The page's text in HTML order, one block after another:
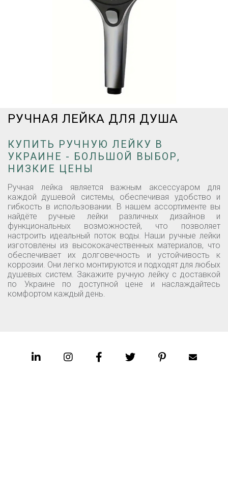
РУЧНАЯ ЛЕЙКА ДЛЯ ДУША
КУПИТЬ РУЧНУЮ ЛЕЙКУ В
УКРАИНЕ - БОЛЬШОЙ ВЫБОР,
НИЗКИЕ ЦЕНЫ
Ручная лейка является важным аксессуаром для
каждой душевой системы, обеспечивая удобство и
гибкость в использовании. В нашем ассортименте вы
найдёте ручные лейки различных дизайнов и
функциональных возможностей, что позволяет
настроить идеальный поток воды. Наши ручные лейки
изготовлены из высококачественных материалов, что
обеспечивает их долговечность и устойчивость к
коррозии. Они легко монтируются и подходят для любых
душевых систем. Закажите ручную лейку с доставкой
по Украине по доступной цене и наслаждайтесь
комфортом каждый день.